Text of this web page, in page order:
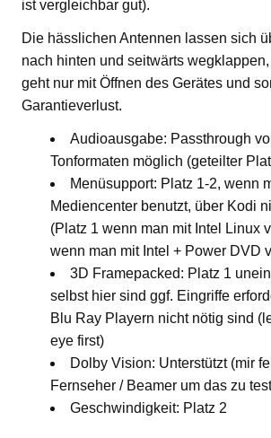
ist vergleichbar gut).
Die hässlichen Antennen lassen sich
nach hinten und seitwärts
geht nur mit Öffnen des Gerätes und
Garantieverlust.
Audioausgabe: Passthrough
Tonformaten möglich (geteilter
Menüsupport: Platz 1-2, wenn
Mediencenter benutzt, über Kodi
(Platz 1 wenn man mit Intel Linux
wenn man mit Intel + Power DVD
3D Framepacked: Platz 1
selbst hier sind ggf. Eingriffe
Blu Ray Playern nicht nötig sind
eye first)
Dolby Vision: Unterstützt (mir
Fernseher / Beamer um das zu
Geschwindigkeit: Platz 2